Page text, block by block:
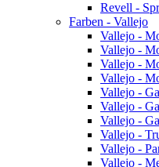
Revell -
Farben - Vallejo
Vallejo -
Vallejo -
Vallejo -
Vallejo -
Vallejo -
Vallejo -
Vallejo -
Vallejo -
Vallejo -
Vallejo -